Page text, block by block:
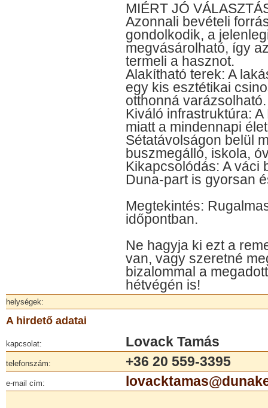
MIÉRT JÓ
Azonnali bevételi
gondolkodik, a
megvásárolható, így
termeli a hasznot.
Alakítható terek: A
egy kis esztétikai
otthonná varázsolható.
Kiváló infrastruktúra:
miatt a mindennapi
Sétatávolságon belül
buszmegálló, iskola,
Kikapcsolódás: A váci
Duna-part is gyorsan
Megtekintés:
időpontban.
Ne hagyja ki ezt a
van, vagy szeretné
bizalommal a
hétvégén is!
helységek:
A hirdető adatai
kapcsolat: Lovack Tamás
telefonszám: +36 20 559-3395
e-mail cím: